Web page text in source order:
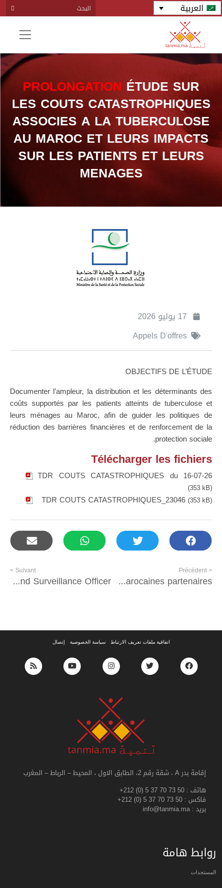
العربية
PROLONGATION ÉTUDE SUR
LES COUTS CATASTROPHIQUES
ASSOCIES A LA TUBERCULOSE
AU MAROC ET LEURS IMPACTS
SUR LES PATIENTS ET LEURS
MENAGES
17 يوليو 2026
Appels D'offres
OBJECTIFS DE L’ÉTUDE
Documenter l’ampleur, la distribution et les déterminants des
coûts supportés par les patients atteints de tuberculose et
leurs ménages au Maroc, afin de guider les politiques de
réduction des barrières financières et de renforcement de la
protection sociale.
Télécharger les fichiers
TDR COUTS CATASTROPHIQUES du 16-07-26
(353 kB)
TDR COUTS CATASTROPHIQUES_23046 (353 kB)
< Précédent
Mission d’accompagnement pour l’élaboration des plans d’adaptation au changement climatique et l’appui à l’accès aux financements aux profit des communes marocaines partenaires
Suivant >
Senior Epidemiology and Surveillance Officer
اتفاقية ملفات تعريف الارتباط سياسة الخصوصية إتصال
إقامة بدر A ، شقة رقم 2، الطابق الاول ، المحيط – الرباط – المغرب
هاتف : +212 (0) 5 37 70 73 50
فاكس : +212 (0) 5 37 70 73 50
بريد : info@tanmia.ma
روابط هامة
المستجدات